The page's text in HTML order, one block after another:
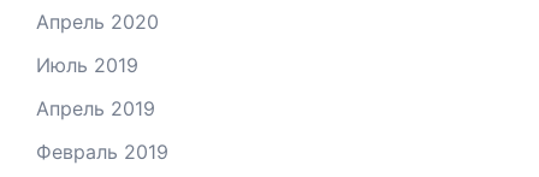
Апрель 2020
Июль 2019
Апрель 2019
Февраль 2019